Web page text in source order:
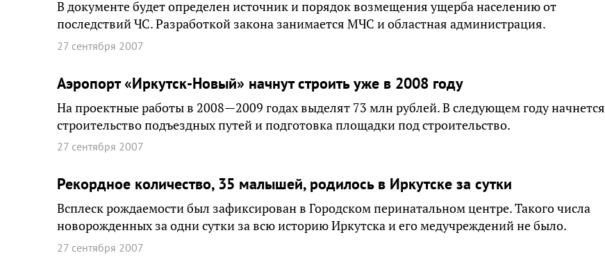
В документе будет определен источник и порядок возмещения ущерба населению от
последствий ЧС. Разработкой закона занимается МЧС и областная администрация.
27 сентября 2007
Аэропорт «Иркутск-Новый» начнут строить уже в 2008 году
На проектные работы в 2008—2009 годах выделят 73 млн рублей. В следующем году начнется
строительство подъездных путей и подготовка площадки под строительство.
27 сентября 2007
Рекордное количество, 35 малышей, родилось в Иркутске за сутки
Всплеск рождаемости был зафиксирован в Городском перинатальном центре. Такого числа
новорожденных за одни сутки за всю историю Иркутска и его медучреждений не было.
27 сентября 2007